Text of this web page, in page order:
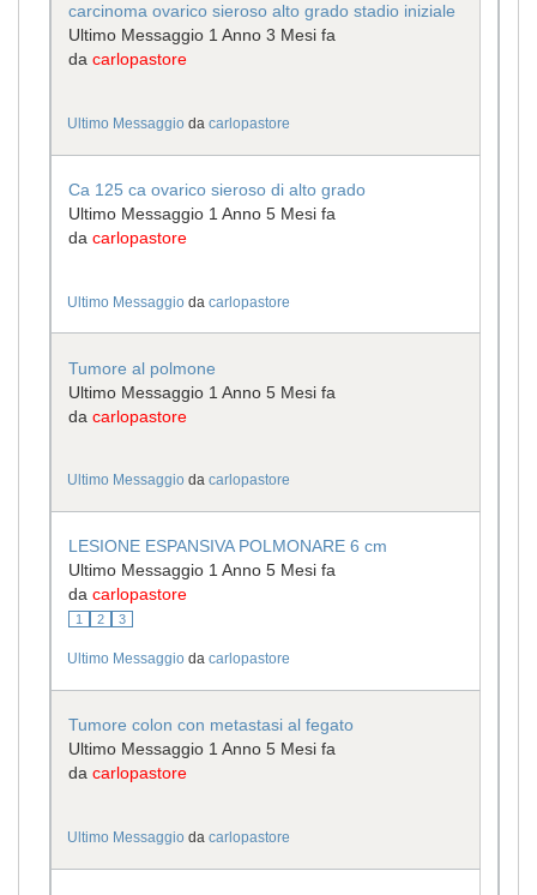
carcinoma ovarico sieroso alto grado stadio iniziale
Ultimo Messaggio 1 Anno 3 Mesi fa
dacarlopastore
Ultimo Messaggioda carlopastore
Ca 125 ca ovarico sieroso di alto grado
Ultimo Messaggio 1 Anno 5 Mesi fa
dacarlopastore
Ultimo Messaggioda carlopastore
Tumore al polmone
Ultimo Messaggio 1 Anno 5 Mesi fa
dacarlopastore
Ultimo Messaggioda carlopastore
LESIONE ESPANSIVA POLMONARE 6 cm
Ultimo Messaggio 1 Anno 5 Mesi fa
dacarlopastore
1 2 3
Ultimo Messaggioda carlopastore
Tumore colon con metastasi al fegato
Ultimo Messaggio 1 Anno 5 Mesi fa
dacarlopastore
Ultimo Messaggioda carlopastore